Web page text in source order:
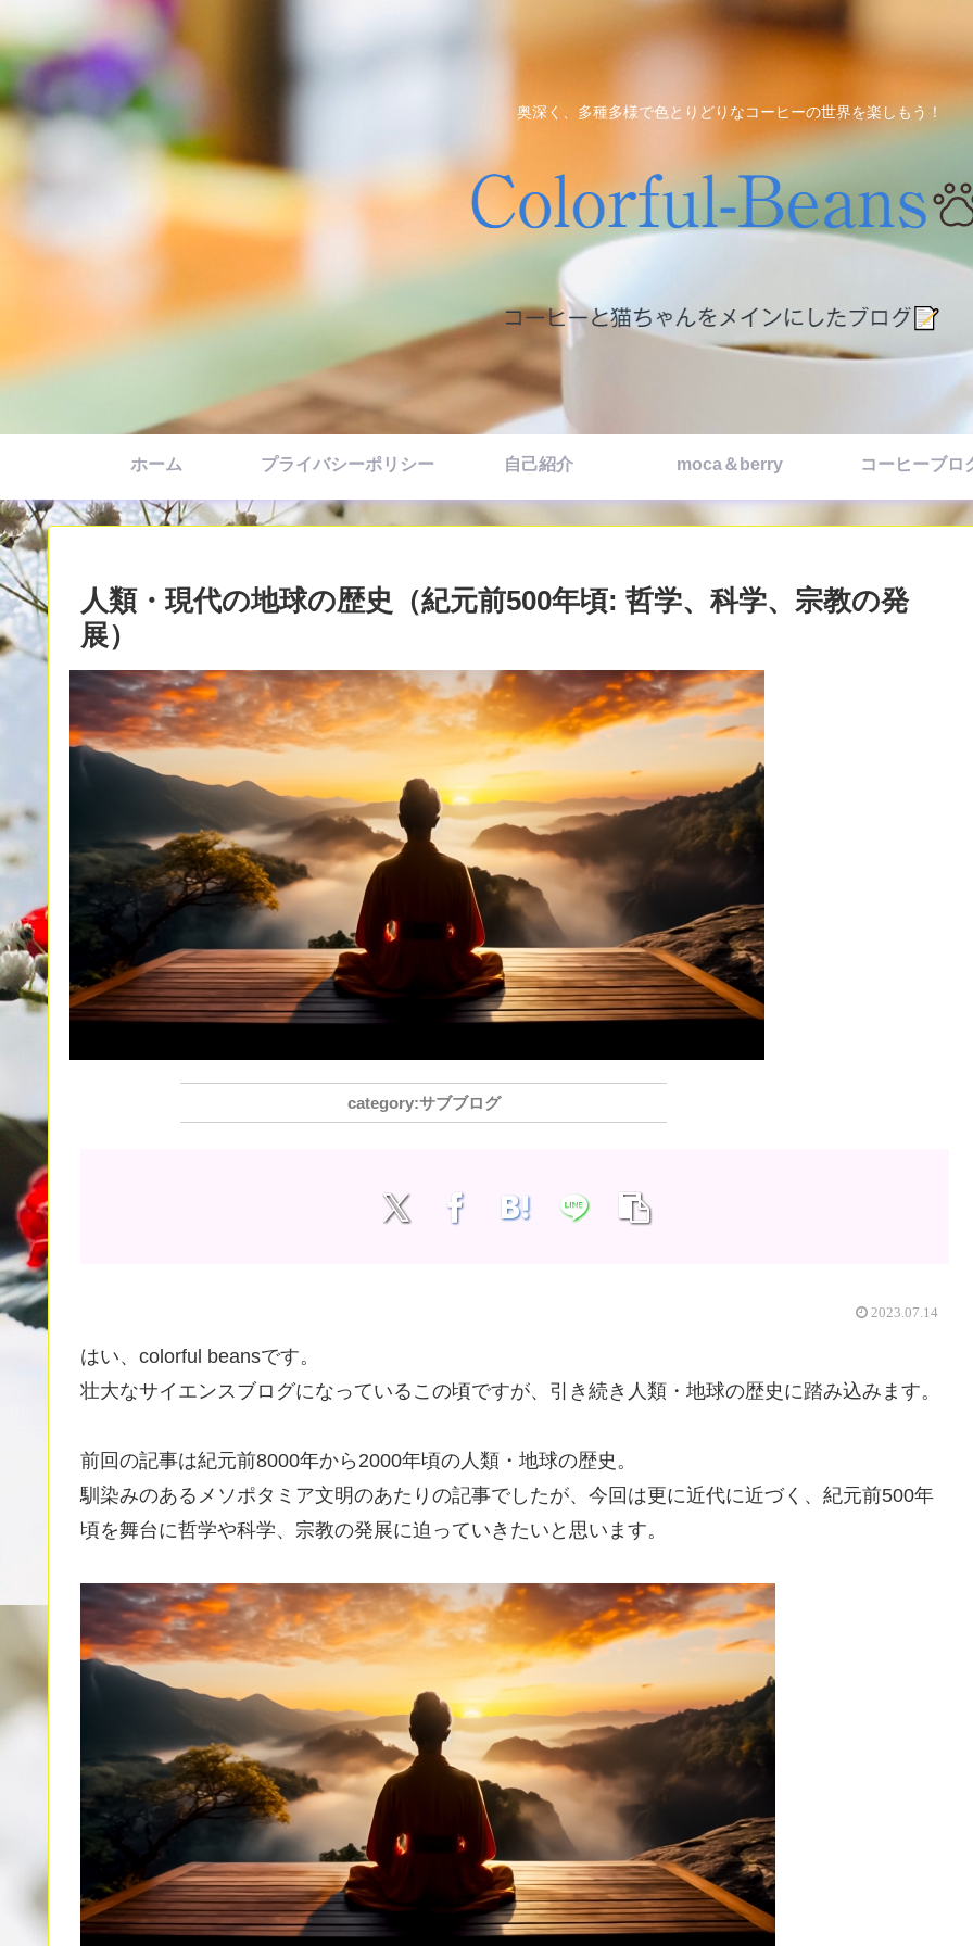
奥深く、多種多様で色とりどりなコーヒーの世界を楽しもう！
ホーム プライバシーポリシー 自己紹介 moca＆berry コーヒーブロ
人類・現代の地球の歴史（紀元前500年頃: 哲学、科学、宗教の発
展）
サブブログ
2023.07.14
はい、colorful beansです。
壮大なサイエンスブログになっているこの頃ですが、引き続き人類・地球の歴史に踏み込みます。
前回の記事は紀元前8000年から2000年頃の人類・地球の歴史。
馴染みのあるメソポタミア文明のあたりの記事でしたが、今回は更に近代に近づく、紀元前500年
頃を舞台に哲学や科学、宗教の発展に迫っていきたいと思います。